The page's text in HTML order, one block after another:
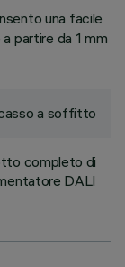
una facile
partire da 1 mm
a soffitto
completo di
DALI